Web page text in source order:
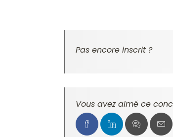
Pas encore inscrit ?
Vous avez aimé ce